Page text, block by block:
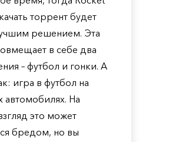
торрент будет
решением. Эта
в себе два
– футбол и гонки. А
игра в футбол на
автомобилях. На
это может
бредом, но вы